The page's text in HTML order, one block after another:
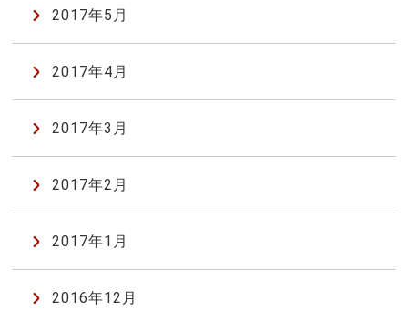
2017年5月
2017年4月
2017年3月
2017年2月
2017年1月
2016年12月